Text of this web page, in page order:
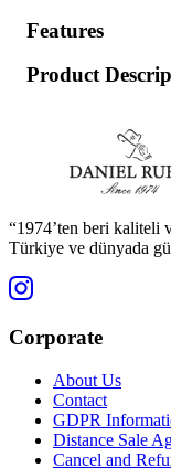
Features
Product
“1974’ten beri kaliteli
Türkiye ve dünyada
Corporate
About Us
Contact
GDPR
Distance Sale
Cancel and